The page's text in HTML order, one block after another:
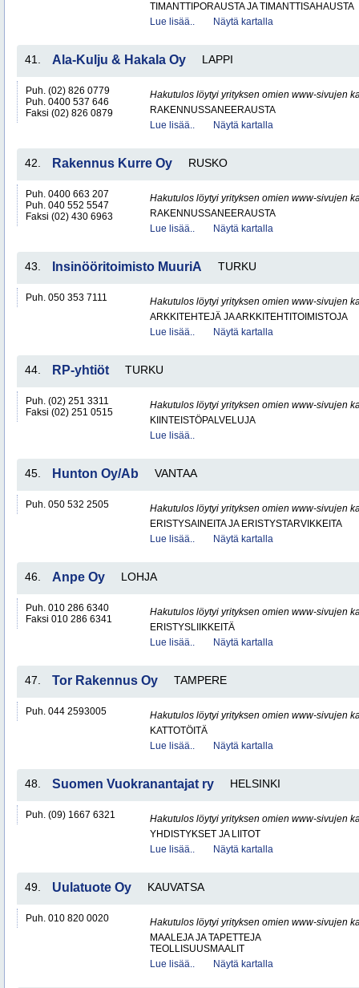
TIMANTTIPORAUSTA JA TIMANTTISAHAUSTA
Lue lisää..
Näytä kartalla
41. Ala-Kulju & Hakala Oy LAPPI
Puh. (02) 826 0779
Puh. 0400 537 646
Faksi (02) 826 0879
Hakutulos löytyi yrityksen omien www-sivujen
RAKENNUSSANEERAUSTA
Lue lisää..
Näytä kartalla
42. Rakennus Kurre Oy RUSKO
Puh. 0400 663 207
Puh. 040 552 5547
Faksi (02) 430 6963
Hakutulos löytyi yrityksen omien www-sivujen
RAKENNUSSANEERAUSTA
Lue lisää..
Näytä kartalla
43. Insinööritoimisto MuuriA TURKU
Puh. 050 353 7111
Hakutulos löytyi yrityksen omien www-sivujen
ARKKITEHTEJÄ JA ARKKITEHTITOIMISTOJA
Lue lisää..
Näytä kartalla
44. RP-yhtiöt TURKU
Puh. (02) 251 3311
Faksi (02) 251 0515
Hakutulos löytyi yrityksen omien www-sivujen
KIINTEISTÖPALVELUJA
Lue lisää..
45. Hunton Oy/Ab VANTAA
Puh. 050 532 2505
Hakutulos löytyi yrityksen omien www-sivujen
ERISTYSAINEITA JA ERISTYSTARVIKKEITA
Lue lisää..
Näytä kartalla
46. Anpe Oy LOHJA
Puh. 010 286 6340
Faksi 010 286 6341
Hakutulos löytyi yrityksen omien www-sivujen
ERISTYSLIIKKEITÄ
Lue lisää..
Näytä kartalla
47. Tor Rakennus Oy TAMPERE
Puh. 044 2593005
Hakutulos löytyi yrityksen omien www-sivujen
KATTOTÖITÄ
Lue lisää..
Näytä kartalla
48. Suomen Vuokranantajat ry HELSINKI
Puh. (09) 1667 6321
Hakutulos löytyi yrityksen omien www-sivujen
YHDISTYKSET JA LIITOT
Lue lisää..
Näytä kartalla
49. Uulatuote Oy KAUVATSA
Puh. 010 820 0020
Hakutulos löytyi yrityksen omien www-sivujen
MAALEJA JA TAPETTEJA
TEOLLISUUSMAALIT
Lue lisää..
Näytä kartalla